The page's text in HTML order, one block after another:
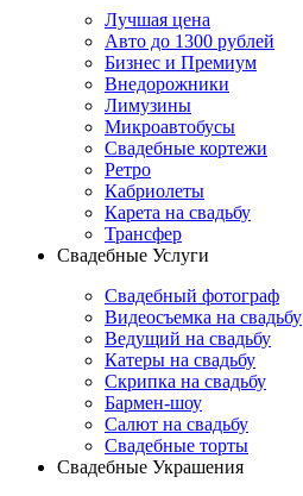
Лучшая цена
Авто до 1300 рублей
Бизнес и Премиум
Внедорожники
Лимузины
Микроавтобусы
Свадебные кортежи
Ретро
Кабриолеты
Карета на свадьбу
Трансфер
Свадебные Услуги
Свадебный фотограф
Видеосъемка на свадьбу
Ведущий на свадьбу
Катеры на свадьбу
Скрипка на свадьбу
Бармен-шоу
Салют на свадьбу
Свадебные торты
Свадебные Украшения